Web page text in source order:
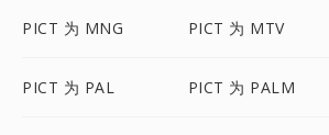
PICT 为 MNG PICT 为 MTV
PICT 为 PAL PICT 为 PALM